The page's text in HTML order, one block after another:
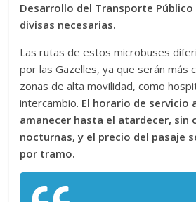
Desarrollo del Transporte
divisas necesarias.
Las rutas de estos microbuses
por las Gazelles, ya que serán más
zonas de alta movilidad, como
intercambio. El horario de servicio
amanecer hasta el atardecer, sin
nocturnas, y el precio del pasaje
por tramo.